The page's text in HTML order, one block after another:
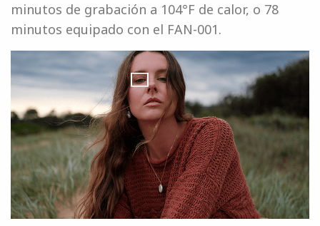
minutos de grabación a 104°F de calor, o 78
minutos equipado con el FAN-001.